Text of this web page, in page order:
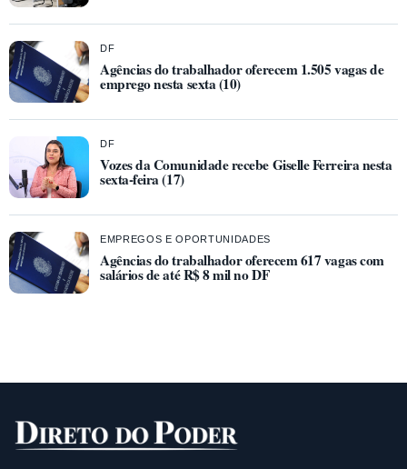
DF
Agências do trabalhador oferecem 1.505 vagas de
emprego nesta sexta (10)
DF
Vozes da Comunidade recebe Giselle Ferreira nesta
sexta-feira (17)
EMPREGOS E OPORTUNIDADES
Agências do trabalhador oferecem 617 vagas com
salários de até R$ 8 mil no DF